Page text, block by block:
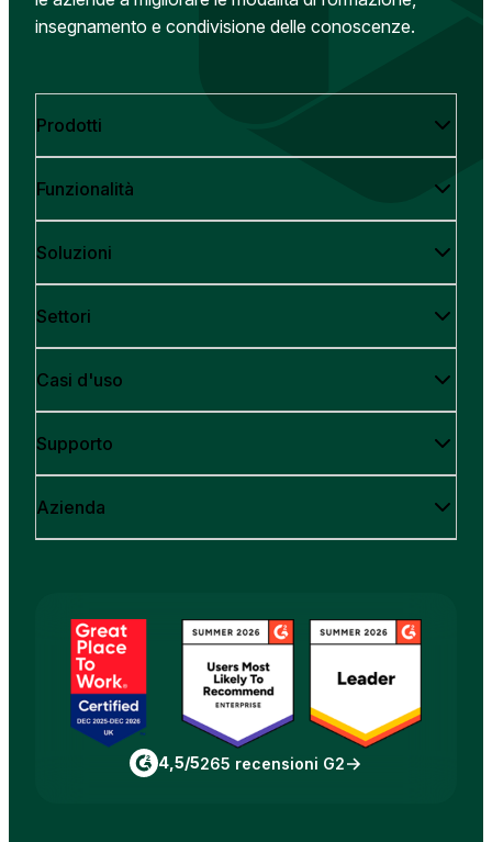
insegnamento e condivisione delle conoscenze.
Prodotti
Funzionalità
Soluzioni
Settori
Casi d'uso
Supporto
Azienda
4,5/5265 recensioni G2